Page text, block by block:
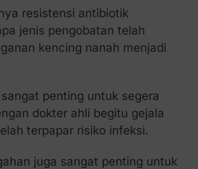
resistensi antibiotik
jenis pengobatan telah
kencing nanah menjadi
penting untuk segera
dokter ahli begitu gejala
terpapar risiko infeksi.
juga sangat penting untuk